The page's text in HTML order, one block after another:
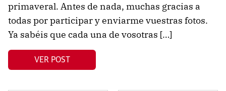
primaveral. Antes de nada, muchas gracias a
todas por participar y enviarme vuestras fotos.
Ya sabéis que cada una de vosotras […]
VER POST